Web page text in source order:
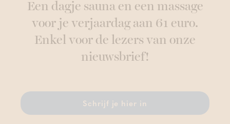
Een dagje sauna en een massage
voor je verjaardag aan 61 euro.
Enkel voor de lezers van onze
nieuwsbrief!
Schrijf je hier in